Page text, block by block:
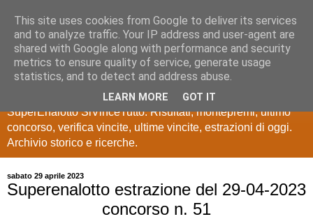
Estrazioni Lotto
SuperEnalotto
Ultime estrazioni di Lotto, SuperEnalotto, 10 e lotto,
SuperEnalotto SiVinceTutto. Risultati, montepremi, ultimo
concorso, verifica vincite, ultime vincite, estrazioni di oggi.
Archivio storico e ricerche.
sabato 29 aprile 2023
Superenalotto estrazione del 29-04-2023
concorso n. 51
This site uses cookies from Google to deliver its services
and to analyze traffic. Your IP address and user-agent are
shared with Google along with performance and security
metrics to ensure quality of service, generate usage
statistics, and to detect and address abuse.
LEARN MORE GOT IT